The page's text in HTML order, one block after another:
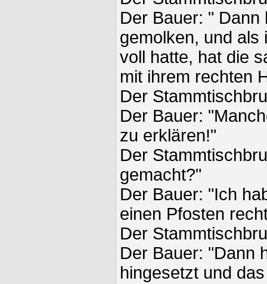
Der Bauer: " Dann
gemolken, und als
voll hatte, hat die
mit ihrem rechten
Der
Der Bauer:
zu erklären!"
Der
gemacht?"
Der Bauer: "Ich
einen Pfosten
Der
Der Bauer: "Dann
hingesetzt und